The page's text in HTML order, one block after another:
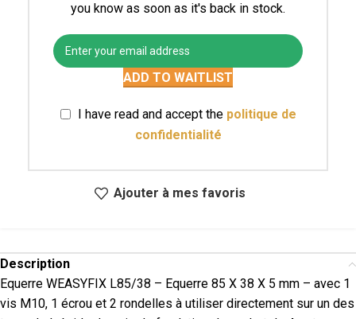
you know as soon as it's back in stock.
ADD TO WAITLIST
I have read and accept the politique de
confidentialité
Ajouter à mes favoris
Description
Equerre WEASYFIX L85/38 – Equerre 85 X 38 X 5 mm – avec 1
vis M10, 1 écrou et 2 rondelles à utiliser directement sur un des